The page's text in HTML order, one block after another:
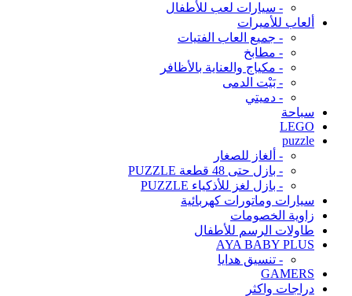
- سيارات لعب للأطفال
ألعاب للأميرات
- جميع العاب الفتيات
- مطابخ
- مكياج والعناية بالأظافر
- بَيْت الدمى
- دميتي
سباحة
LEGO
puzzle
- ألغاز للصغار
- بازل حتى 48 قطعة PUZZLE
- بازل لغز للأذكياء PUZZLE
سيارات وماتورات كهربائية
زاوية الخصومات
طاولات الرسم للأطفال
AYA BABY PLUS
- تنسيق هدايا
GAMERS
دراجات واكثر